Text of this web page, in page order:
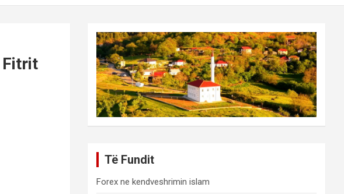
Fitrit
Të Fundit
Forex ne kendveshrimin islam